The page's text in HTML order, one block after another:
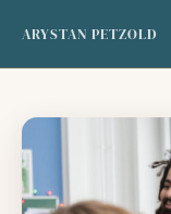
ARYSTAN PETZOLD